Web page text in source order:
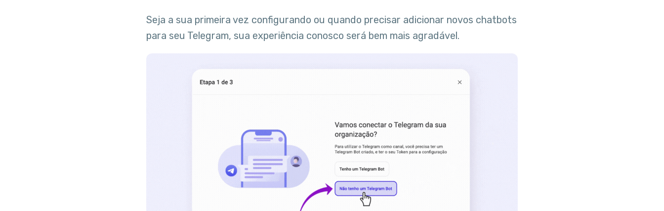
Seja a sua primeira vez configurando ou quando precisar adicionar novos chatbots
para seu Telegram, sua experiência conosco será bem mais agradável.